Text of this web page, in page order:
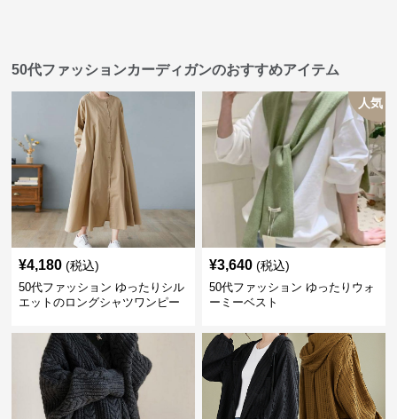
50代ファッションカーディガンのおすすめアイテム
¥4,180 (税込)
50代ファッション ゆったりシル
エットのロングシャツワンピー
人気
¥3,640 (税込)
50代ファッション ゆったりウォ
ーミーベスト